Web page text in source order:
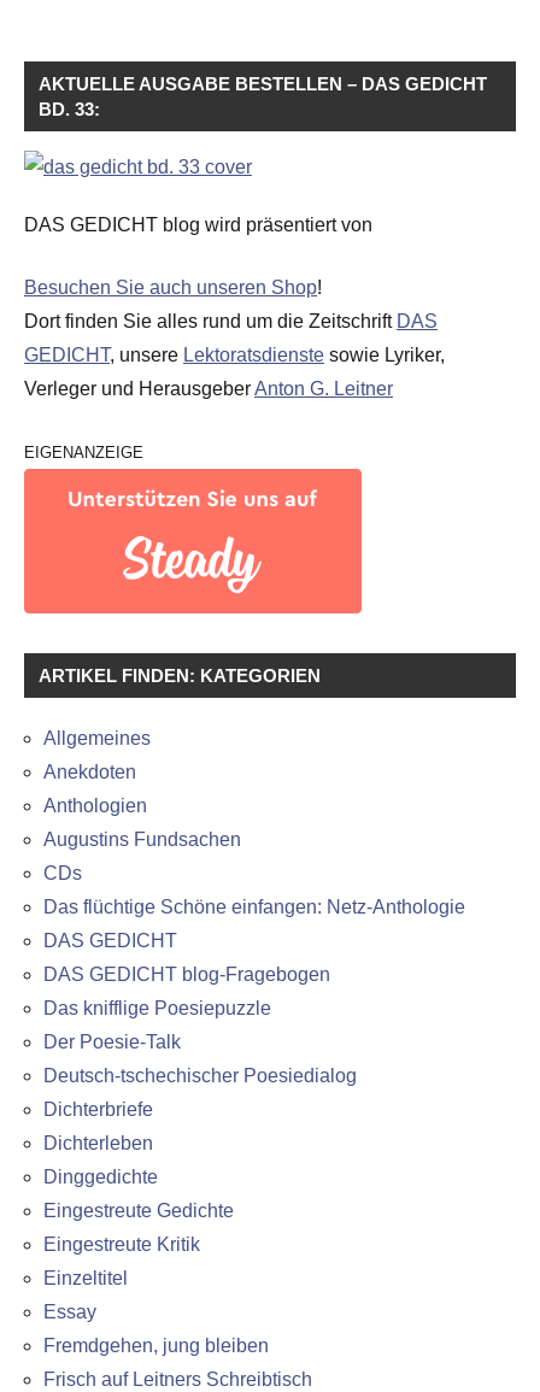
AKTUELLE AUSGABE BESTELLEN – DAS GEDICHT
BD. 33:
DAS GEDICHT blog wird präsentiert von
Besuchen Sie auch unseren Shop!
Dort finden Sie alles rund um die Zeitschrift DAS
GEDICHT, unsere Lektoratsdienste sowie Lyriker,
Verleger und HerausgeberAnton G. Leitner
EIGENANZEIGE
ARTIKEL FINDEN: KATEGORIEN
Allgemeines
Anekdoten
Anthologien
Augustins Fundsachen
CDs
Das flüchtige Schöne einfangen: Netz-Anthologie
DAS GEDICHT
DAS GEDICHT blog-Fragebogen
Das knifflige Poesiepuzzle
Der Poesie-Talk
Deutsch-tschechischer Poesiedialog
Dichterbriefe
Dichterleben
Dinggedichte
Eingestreute Gedichte
Eingestreute Kritik
Einzeltitel
Essay
Fremdgehen, jung bleiben
Frisch auf Leitners Schreibtisch